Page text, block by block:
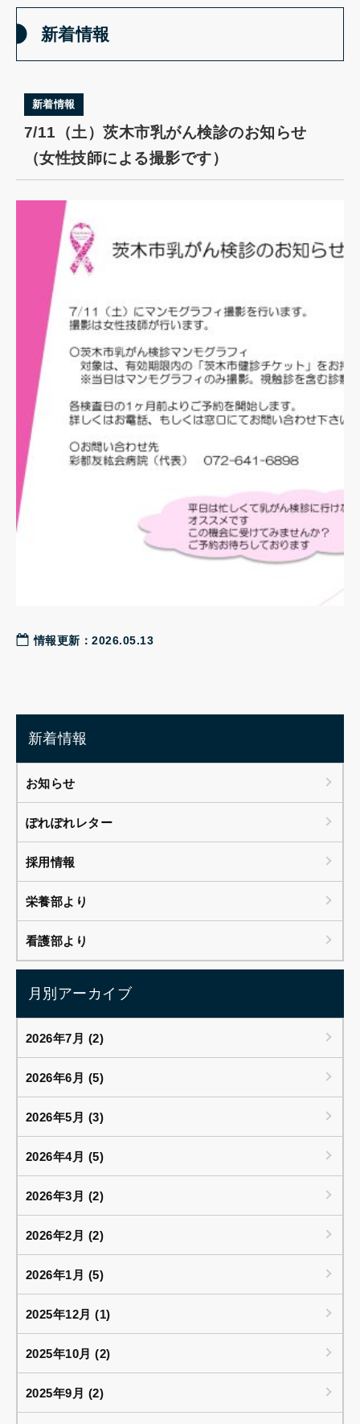
新着情報
新着情報
7/11（土）茨木市乳がん検診のお知らせ
（女性技師による撮影です）
情報更新：2026.05.13
新着情報
お知らせ
ぽれぽれレター
採用情報
栄養部より
看護部より
月別アーカイブ
2026年7月 (2)
2026年6月 (5)
2026年5月 (3)
2026年4月 (5)
2026年3月 (2)
2026年2月 (2)
2026年1月 (5)
2025年12月 (1)
2025年10月 (2)
2025年9月 (2)